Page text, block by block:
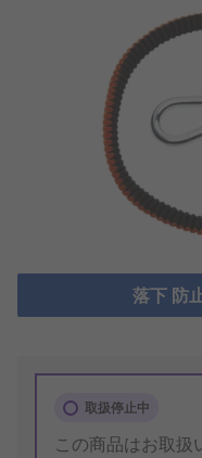
落下 防
取扱停止中
この商品はお取扱